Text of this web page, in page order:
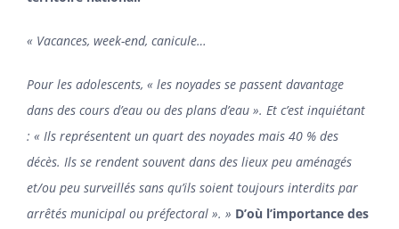
« Vacances, week-end, canicule…
Pour les adolescents, « les noyades se passent davantage
dans des cours d’eau ou des plans d’eau ». Et c’est inquiétant
: « Ils représentent un quart des noyades mais 40 % des
décès. Ils se rendent souvent dans des lieux peu aménagés
et/ou peu surveillés sans qu’ils soient toujours interdits par
arrêtés municipal ou préfectoral ». » D’où l’importance des